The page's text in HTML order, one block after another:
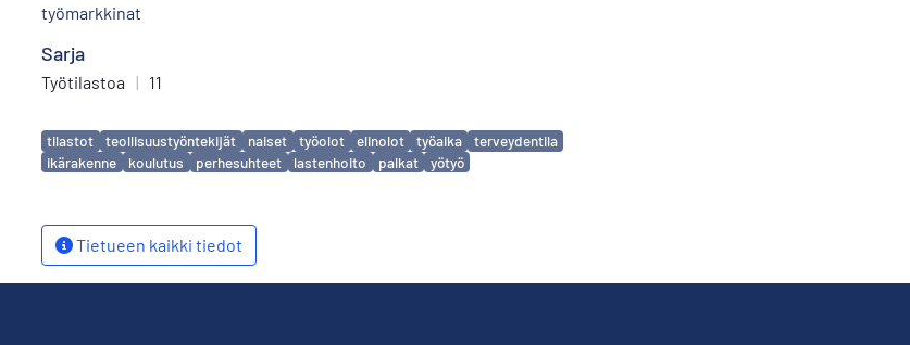
työmarkkinat
Sarja
Työtilastoa | 11
Avainsanat
tilastot teollisuustyöntekijät naiset työolot elinolot työaika
terveydentila
ikärakenne
koulutus perhesuhteet lastenhoito palkat yötyö
Tietueen kaikki tiedot